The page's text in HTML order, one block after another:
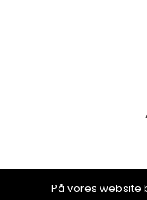
På vores website